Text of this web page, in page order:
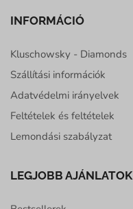
INFORMÁCIÓ
Kluschowsky - Diamonds
Szállítási információk
Adatvédelmi irányelvek
Feltételek és feltételek
Lemondási szabályzat
LEGJOBB AJÁNLATOK